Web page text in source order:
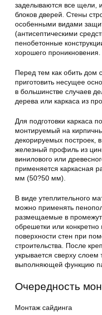
заделываются все щели,
блоков дверей. Стены
особенными видами
(антисептическими
пенобетонные
хорошего проникновения.
Перед тем как обить дом
приготовить несущее
в большинстве случаев
дерева или каркаса из
Для подготовки каркаса
монтируемый на
декорируемых построек,
железный профиль из
винилового или
применяется каркасная
мм (50?50 мм).
В виде утеплительного
можно применять
размещаемые в
обрешетки или
поверхности стен при
строительства. После
укрывается сверху слоем
выполняющей функцию
Очередность
Монтаж сайдинга